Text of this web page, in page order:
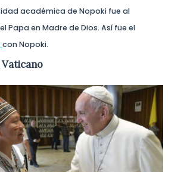
académica de Nopoki fue al
Papa en Madre de Dios. Así fue el
con Nopoki.